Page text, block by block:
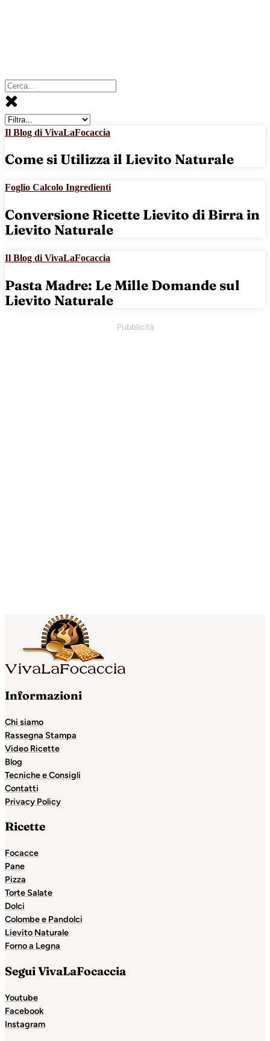
Il Blog di VivaLaFocaccia
Come si Utilizza il Lievito Naturale
Foglio Calcolo Ingredienti
Conversione Ricette Lievito di Birra in
Lievito Naturale
Il Blog di VivaLaFocaccia
Pasta Madre: Le Mille Domande sul
Lievito Naturale
Pubblicità
Informazioni
Chi siamo
Rassegna Stampa
Video Ricette
Blog
Tecniche e Consigli
Contatti
Privacy Policy
Ricette
Focacce
Pane
Pizza
Torte Salate
Dolci
Colombe e Pandolci
Lievito Naturale
Forno a Legna
Segui VivaLaFocaccia
Youtube
Facebook
Instagram